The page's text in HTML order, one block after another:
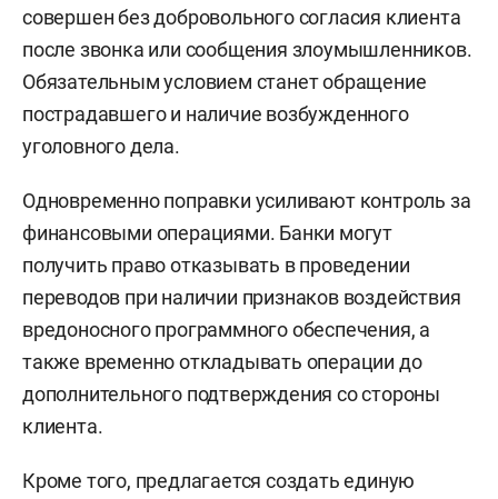
совершен без добровольного согласия клиента
после звонка или сообщения злоумышленников.
Обязательным условием станет обращение
пострадавшего и наличие возбужденного
уголовного дела.
Одновременно поправки усиливают контроль за
финансовыми операциями. Банки могут
получить право отказывать в проведении
переводов при наличии признаков воздействия
вредоносного программного обеспечения, а
также временно откладывать операции до
дополнительного подтверждения со стороны
клиента.
Кроме того, предлагается создать единую